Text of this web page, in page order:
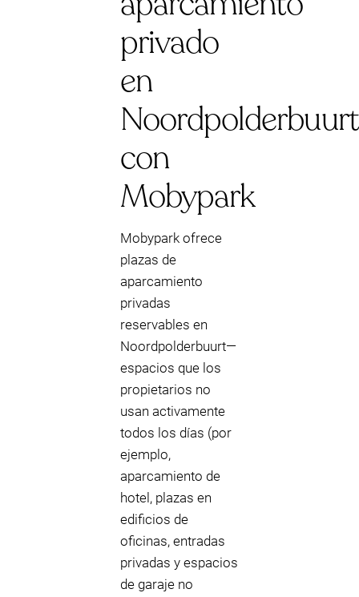
privado
en
Noordpolderbuurt
con
Mobypark
Mobypark ofrece
plazas de
aparcamiento
privadas
reservables en
Noordpolderbuurt—
espacios que los
propietarios no
usan activamente
todos los días (por
ejemplo,
aparcamiento de
hotel, plazas en
edificios de
oficinas, entradas
privadas y espacios
de garaje no